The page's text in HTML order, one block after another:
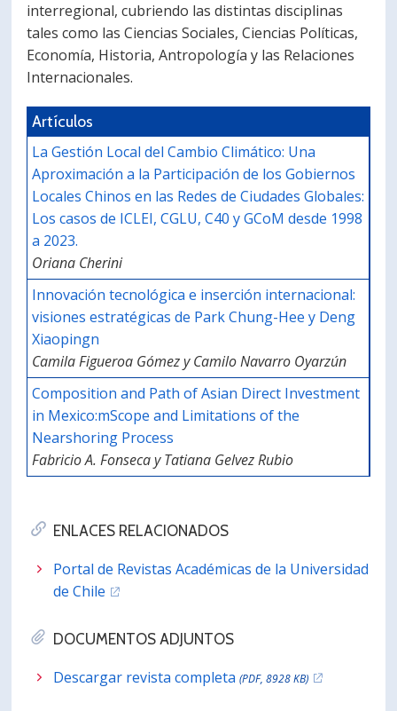
ENLACES RELACIONADOS
Portal de Revistas Académicas de la Universidad
de Chile
DOCUMENTOS ADJUNTOS
Descargar revista completa(PDF, 8928 KB)
interregional, cubriendo las distintas disciplinas
tales como las Ciencias Sociales, Ciencias Políticas,
Economía, Historia, Antropología y las Relaciones
Internacionales. ​
Artículos
La Gestión Local del Cambio Climático: Una
Aproximación a la Participación de los Gobiernos
Locales Chinos en las Redes de Ciudades Globales:
Los casos de ICLEI, CGLU, C40 y GCoM desde 1998
a 2023.
Oriana Cherini
Innovación tecnológica e inserción internacional:
visiones estratégicas de Park Chung-Hee y Deng
Xiaopingn
Camila Figueroa Gómez y Camilo Navarro Oyarzún
Composition and Path of Asian Direct Investment
in Mexico:mScope and Limitations of the
Nearshoring Process
Fabricio A. Fonseca y Tatiana Gelvez Rubio